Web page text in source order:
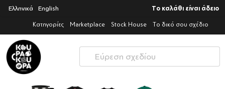
Ελληνικά English Το καλάθι είναι άδειο
Κατηγορίες Marketplace Stock House Το δικό σου σχέδιο